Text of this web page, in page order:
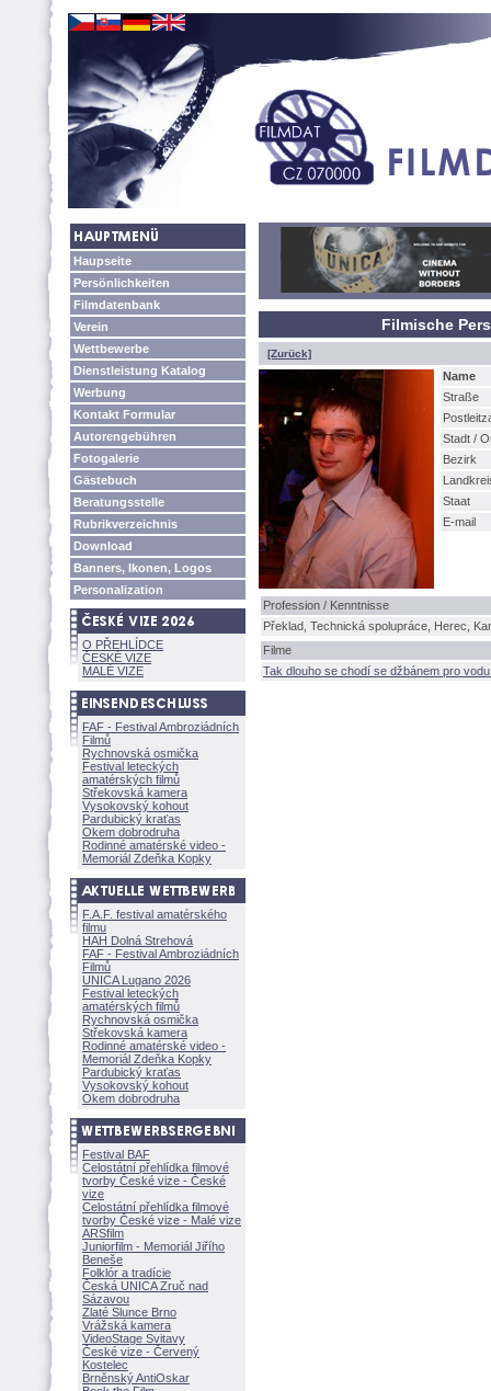
Haupseite
Persönlichkeiten
Filmdatenbank
Verein
Wettbewerbe
Dienstleistung Katalog
Werbung
Kontakt Formular
Autorengebühren
Fotogalerie
Gästebuch
Beratungsstelle
Rubrikverzeichnis
Download
Banners, Ikonen, Logos
Personalization
O PŘEHLÍDCE
ČESKÉ VIZE
MALÉ VIZE
FAF - Festival Ambroziádních
Filmů
Rychnovská osmička
Festival leteckých
amatérských filmů
Střekovská kamera
Vysokovský kohout
Pardubický kraťas
Okem dobrodruha
Rodinné amatérské video -
Memoriál Zdeňka Kopky
F.A.F. festival amatérského
filmu
HAH Dolná Strehov
FAF - Festival Ambroziádních
Filmů
UNICA Lugano 2026
Festival leteckých
amatérských filmů
Rychnovská osmička
Střekovská kamera
Rodinné amatérské video -
Memoriál Zdeňka Kopky
Pardubický kraťas
Vysokovský kohout
Okem dobrodruha
Festival BAF
Celostátní přehlídka filmové
tvorby České vize - České
vize
Celostátní přehlídka filmové
tvorby České vize - Malé vize
ARSfilm
Juniorfilm - Memoriál Jiřího
Beneše
Folklór a tradície
Česká UNICA Zruč nad
Sázavou
Zlaté Slunce Brno
Vrážská kamera
VideoStage Svitavy
České vize - Červený
Kostelec
Brněnský AntiOskar
Filmische
[Zurück]
Name
Straße
Stadt /
Bezirk
Staat
E-mail
Profession / Kenntnisse
Překlad, Technická spolupráce, Herec,
Filme
Tak dlouho se chodí se džbánem pro